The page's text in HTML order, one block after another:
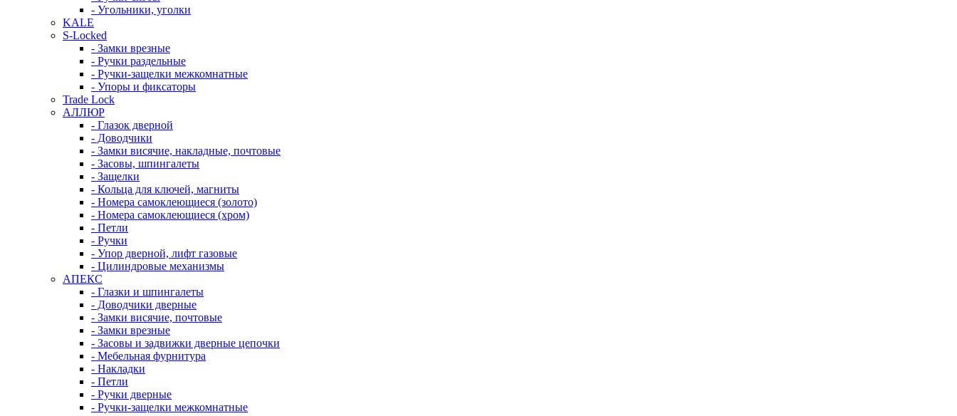
- Угольники, уголки
KALE
S-Locked
- Замки врезные
- Ручки раздельные
- Ручки-защелки межкомнатные
- Упоры и фиксаторы
Trade Lock
АЛЛЮР
- Глазок дверной
- Доводчики
- Замки висячие, накладные, почтовые
- Засовы, шпингалеты
- Защелки
- Кольца для ключей, магниты
- Номера самоклеющиеся (золото)
- Номера самоклеющиеся (хром)
- Петли
- Ручки
- Упор дверной, лифт газовые
- Цилиндровые механизмы
АПЕКС
- Глазки и шпингалеты
- Доводчики дверные
- Замки висячие, почтовые
- Замки врезные
- Засовы и задвижки дверные цепочки
- Мебельная фурнитура
- Накладки
- Петли
- Ручки дверные
- Ручки-защелки межкомнатные